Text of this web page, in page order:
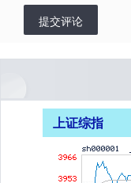
提交评论
上证综指